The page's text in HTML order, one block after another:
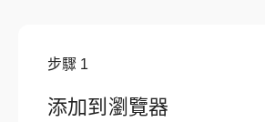
步驟 1
添加到瀏覽器